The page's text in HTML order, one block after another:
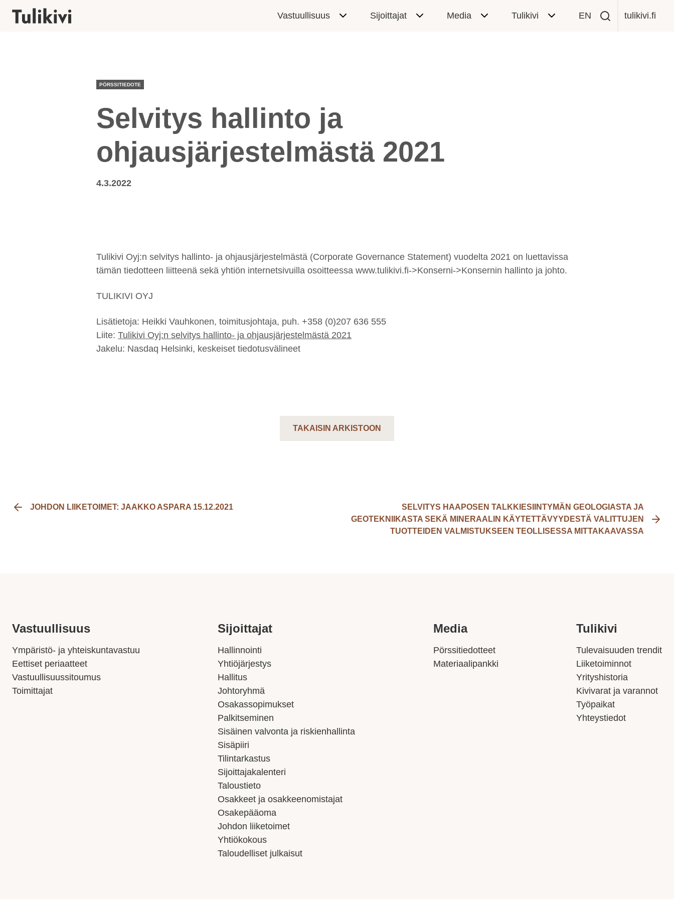
Vastuullisuus Sijoittajat Media Tulikivi EN tulikivi.fi
PÖRSSITIEDOTE
Selvitys hallinto ja
ohjausjärjestelmästä 2021
4.3.2022
Tulikivi Oyj:n selvitys hallinto- ja ohjausjärjestelmästä (Corporate Governance Statement) vuodelta 2021 on luettavissa
tämän tiedotteen liitteenä sekä yhtiön internetsivuilla osoitteessa www.tulikivi.fi->Konserni->Konsernin hallinto ja johto.
TULIKIVI OYJ
Lisätietoja: Heikki Vauhkonen, toimitusjohtaja, puh. +358 (0)207 636 555
Liite: Tulikivi Oyj:n selvitys hallinto- ja ohjausjärjestelmästä 2021
Jakelu: Nasdaq Helsinki, keskeiset tiedotusvälineet
TAKAISIN ARKISTOON
JOHDON LIIKETOIMET: JAAKKO ASPARA 15.12.2021
SELVITYS HAAPOSEN TALKKIESIINTYMÄN GEOLOGIASTA JA
GEOTEKNIIKASTA SEKÄ MINERAALIN KÄYTETTÄVYYDESTÄ VALITTUJEN
TUOTTEIDEN VALMISTUKSEEN TEOLLISESSA MITTAKAAVASSA
Vastuullisuus
Ympäristö- ja yhteiskuntavastuu
Eettiset periaatteet
Vastuullisuussitoumus
Toimittajat
Sijoittajat
Hallinnointi
Yhtiöjärjestys
Hallitus
Johtoryhmä
Osakassopimukset
Palkitseminen
Sisäinen valvonta ja riskienhallinta
Sisäpiiri
Tilintarkastus
Sijoittajakalenteri
Taloustieto
Osakkeet ja osakkeenomistajat
Osakepääoma
Johdon liiketoimet
Yhtiökokous
Taloudelliset julkaisut
Media
Pörssitiedotteet
Materiaalipankki
Tulikivi
Tulevaisuuden trendit
Liiketoiminnot
Yrityshistoria
Kivivarat ja varannot
Työpaikat
Yhteystiedot